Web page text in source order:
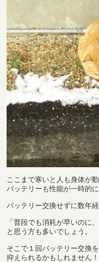
ここまで寒いと人も身体が
バッテリーも性能が一時的
バッテリー交換せずに数年
「普段でも消耗が早いのに
と思う方も多いでしょう。
そこで１回バッテリー交換
抑えられるかもしれません！